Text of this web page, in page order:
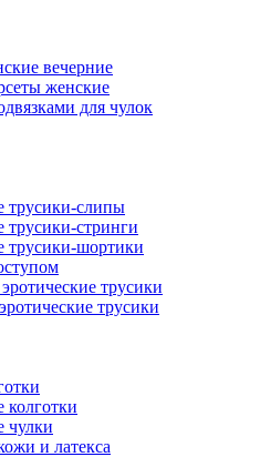
вечерние
женские
для чулок
трусики-слипы
трусики-стринги
трусики-шортики
трусики
трусики
колготки
чулки
и латекса